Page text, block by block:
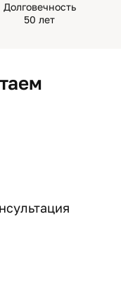
Долговечность
50 лет